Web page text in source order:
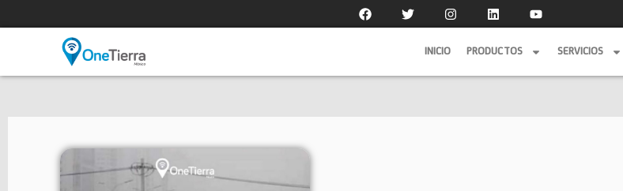
INICIO PRODUCTOS SERVICIOS